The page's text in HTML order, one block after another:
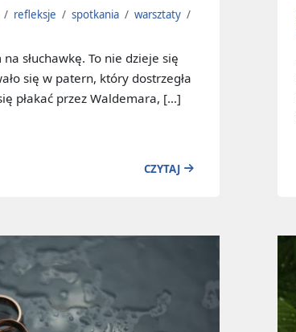
/ refleksje / spotkania / warsztaty /
słuchawkę. To nie dzieje się
się w patern, który dostrzegła
płakać przez Waldemara, […]
CZYTAJ